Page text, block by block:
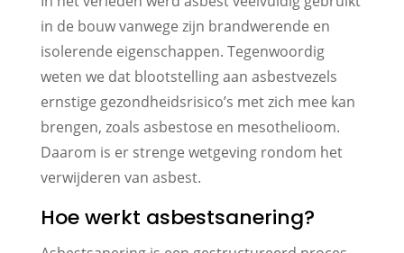
in de bouw vanwege zijn brandwerende en
isolerende eigenschappen. Tegenwoordig
weten we dat blootstelling aan asbestvezels
ernstige gezondheidsrisico’s met zich mee kan
brengen, zoals asbestose en mesothelioom.
Daarom is er strenge wetgeving rondom het
verwijderen van asbest.
Hoe werkt asbestsanering?